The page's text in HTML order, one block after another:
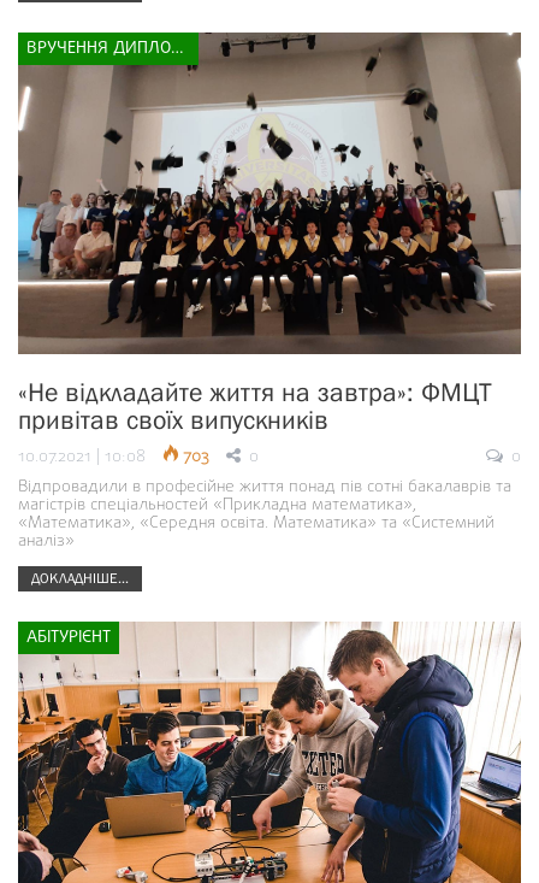
ВРУЧЕННЯ ДИПЛОМІВ
«Не відкладайте життя на завтра»: ФМЦТ
привітав своїх випускників
10.07.2021 | 10:08 703 0
0
Відпровадили в професійне життя понад пів сотні бакалаврів та
магістрів спеціальностей «Прикладна математика»,
«Математика», «Середня освіта. Математика» та «Системний
аналіз»
ДОКЛАДНІШЕ...
АБІТУРІЄНТ